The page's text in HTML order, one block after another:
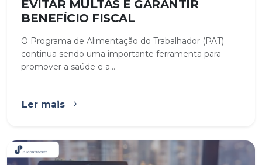
EVITAR MULTAS E GARANTIR
BENEFÍCIO FISCAL
O Programa de Alimentação do Trabalhador (PAT)
continua sendo uma importante ferramenta para
promover a saúde e a...
Ler mais